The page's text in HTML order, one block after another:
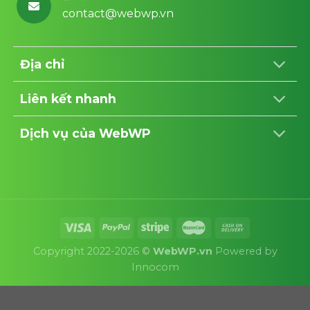
contact@webwp.vn
Địa chỉ
Liên kết nhanh
Dịch vụ của WebWP
Copyright 2022-2026 © WebWP.vn Powered by
Innocom